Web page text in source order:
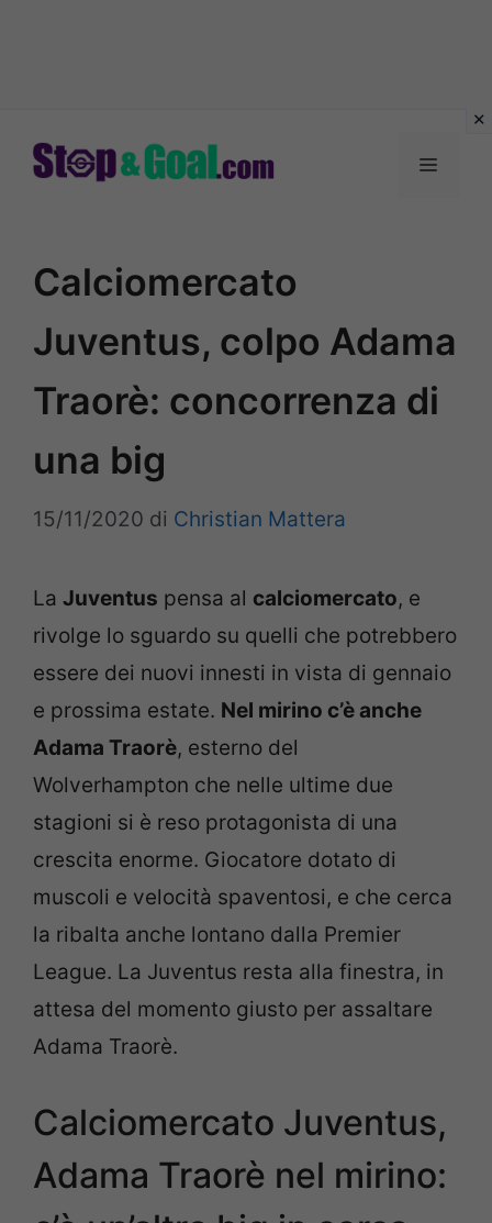
Menu
Calciomercato
Juventus, colpo Adama
Traorè: concorrenza di
una big
15/11/2020 di Christian Mattera
La Juventus pensa al calciomercato, e
rivolge lo sguardo su quelli che potrebbero
essere dei nuovi innesti in vista di gennaio
e prossima estate. Nel mirino c’è anche
Adama Traorè, esterno del
Wolverhampton che nelle ultime due
stagioni si è reso protagonista di una
crescita enorme. Giocatore dotato di
muscoli e velocità spaventosi, e che cerca
la ribalta anche lontano dalla Premier
League. La Juventus resta alla finestra, in
attesa del momento giusto per assaltare
Adama Traorè.
Calciomercato Juventus,
Adama Traorè nel mirino: